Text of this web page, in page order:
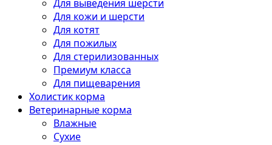
Для выведения шерсти
Для кожи и шерсти
Для котят
Для пожилых
Для стерилизованных
Премиум класса
Для пищеварения
Холистик корма
Ветеринарные корма
Влажные
Сухие